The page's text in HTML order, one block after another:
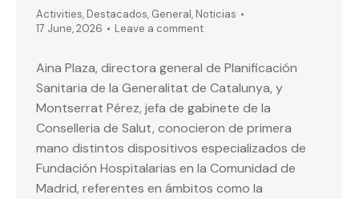
Activities, Destacados, General, Noticias
17 June, 2026
Leave a comment
Aina Plaza, directora general de Planificación
Sanitaria de la Generalitat de Catalunya, y
Montserrat Pérez, jefa de gabinete de la
Conselleria de Salut, conocieron de primera
mano distintos dispositivos especializados de
Fundación Hospitalarias en la Comunidad de
Madrid, referentes en ámbitos como la